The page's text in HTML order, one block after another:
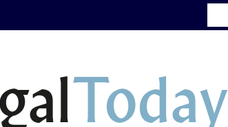
Today